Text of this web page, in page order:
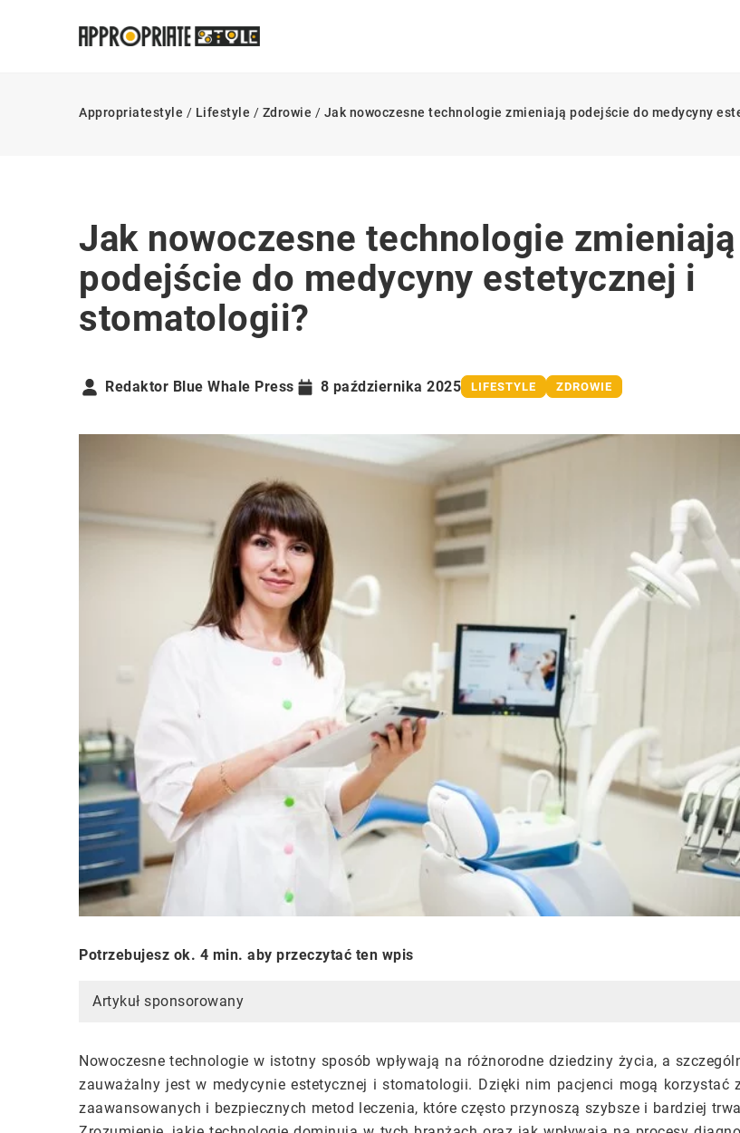
Appropriatestyle / Lifestyle / Zdrowie / Jak nowoczesne technologie zmieniają podejście do medycyny
Jak nowoczesne technologie zmieniają
podejście do medycyny estetycznej i
stomatologii?
Redaktor Blue Whale Press 8 października 2025 LIFESTYLE ZDROWIE
Potrzebujesz ok. 4 min. aby przeczytać ten wpis
Artykuł sponsorowany
Nowoczesne technologie w istotny sposób wpływają na różnorodne dziedziny życia, a
zauważalny jest w medycynie estetycznej i stomatologii. Dzięki nim pacjenci mogą korzystać
zaawansowanych i bezpiecznych metod leczenia, które często przynoszą szybsze i bardziej